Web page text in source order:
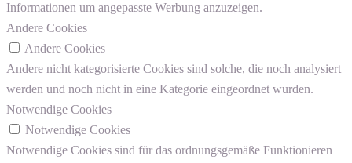
Informationen um angepasste Werbung anzuzeigen.
Andere Cookies
Andere Cookies
Andere nicht kategorisierte Cookies sind solche, die noch analysiert
werden und noch nicht in eine Kategorie eingeordnet wurden.
Notwendige Cookies
Notwendige Cookies
Notwendige Cookies sind für das ordnungsgemäße Funktionieren